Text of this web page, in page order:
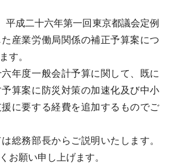
成二十六年第一回東京都議会定例
産業労働局関係の補正予算案につ
す。
年度一般会計予算に関して、既に
算案に防災対策の加速化及び中小
に要する経費を追加するものでご
総務部長からご説明いたします。
お願い申し上げます。